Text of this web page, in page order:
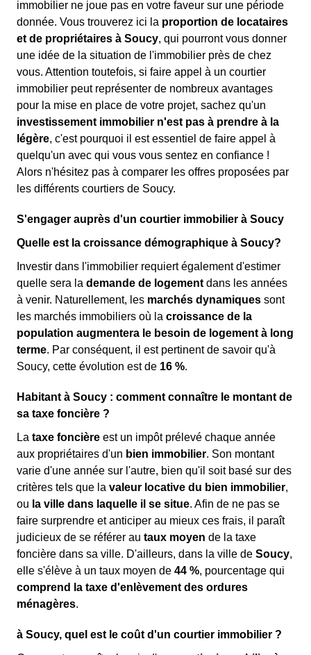
immobilier ne joue pas en votre faveur sur une période
donnée. Vous trouverez ici la proportion de locataires
et de propriétaires à Soucy, qui pourront vous donner
une idée de la situation de l'immobilier près de chez
vous. Attention toutefois, si faire appel à un courtier
immobilier peut représenter de nombreux avantages
pour la mise en place de votre projet, sachez qu'un
investissement immobilier n'est pas à prendre à la
légère, c'est pourquoi il est essentiel de faire appel à
quelqu'un avec qui vous vous sentez en confiance !
Alors n'hésitez pas à comparer les offres proposées par
les différents courtiers de Soucy.
S'engager auprès d'un courtier immobilier à Soucy
Quelle est la croissance démographique à Soucy?
Investir dans l'immobilier requiert également d'estimer
quelle sera la demande de logement dans les années
à venir. Naturellement, les marchés dynamiques sont
les marchés immobiliers où la croissance de la
population augmentera le besoin de logement à long
terme. Par conséquent, il est pertinent de savoir qu'à
Soucy, cette évolution est de 16 %.
Habitant à Soucy : comment connaître le montant de
sa taxe foncière ?
La taxe foncière est un impôt prélevé chaque année
aux propriétaires d'un bien immobilier. Son montant
varie d'une année sur l'autre, bien qu'il soit basé sur des
critères tels que la valeur locative du bien immobilier,
ou la ville dans laquelle il se situe. Afin de ne pas se
faire surprendre et anticiper au mieux ces frais, il paraît
judicieux de se référer au taux moyen de la taxe
foncière dans sa ville. D'ailleurs, dans la ville de Soucy,
elle s'élève à un taux moyen de 44 %, pourcentage qui
comprend la taxe d'enlèvement des ordures
ménagères.
à Soucy, quel est le coût d'un courtier immobilier ?